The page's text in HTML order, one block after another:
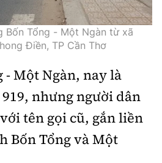
Bốn Tổng - Một Ngàn từ xã
Điền, TP Cần Thơ
- Một Ngàn, nay là
nhưng người dân
tên gọi cũ, gắn liền
Bốn Tổng và Một